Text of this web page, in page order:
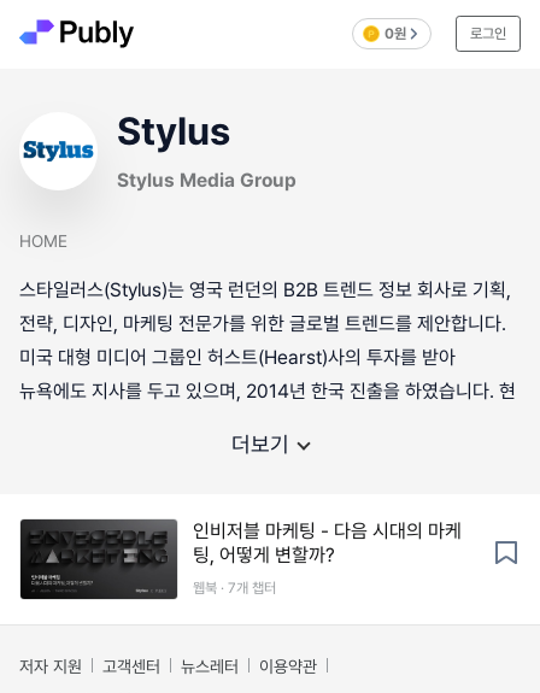
0원 로그인
Stylus
Stylus Media Group
HOME
스타일러스(Stylus)는 영국 런던의 B2B 트렌드 정보 회사로 기획,
전략, 디자인, 마케팅 전문가를 위한 글로벌 트렌드를 제안합니다.
미국 대형 미디어 그룹인 허스트(Hearst)사의 투자를 받아
뉴욕에도 지사를 두고 있으며, 2014년 한국 진출을 하였습니다. 현
더보기
인비저블 마케팅 - 다음 시대의 마케
팅, 어떻게 변할까?
웹북 · 7개 챕터
저자 지원 고객센터 뉴스레터
이용약관